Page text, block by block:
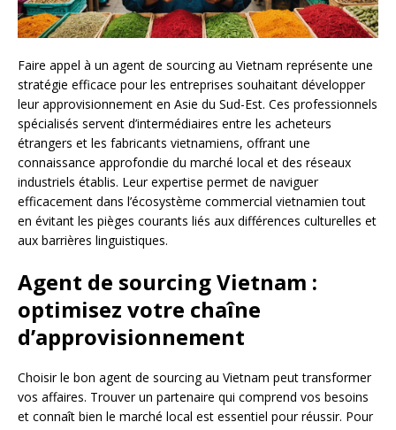
Faire appel à un agent de sourcing au Vietnam représente une
stratégie efficace pour les entreprises souhaitant développer
leur approvisionnement en Asie du Sud-Est. Ces professionnels
spécialisés servent d’intermédiaires entre les acheteurs
étrangers et les fabricants vietnamiens, offrant une
connaissance approfondie du marché local et des réseaux
industriels établis. Leur expertise permet de naviguer
efficacement dans l’écosystème commercial vietnamien tout
en évitant les pièges courants liés aux différences culturelles et
aux barrières linguistiques.
Agent de sourcing Vietnam :
optimisez votre chaîne
d’approvisionnement
Choisir le bon agent de sourcing au Vietnam peut transformer
vos affaires. Trouver un partenaire qui comprend vos besoins
et connaît bien le marché local est essentiel pour réussir. Pour